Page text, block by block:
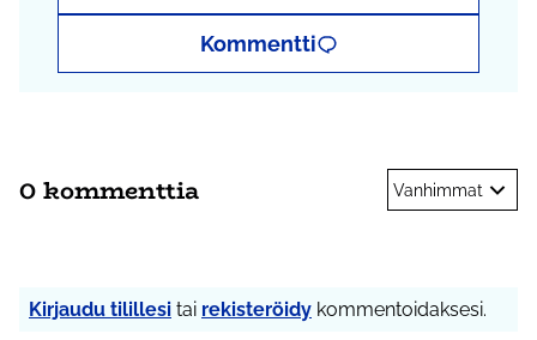
Kommentti
0 kommenttia Vanhimmat
Kirjaudu tilillesi tai rekisteröidy kommentoidaksesi.